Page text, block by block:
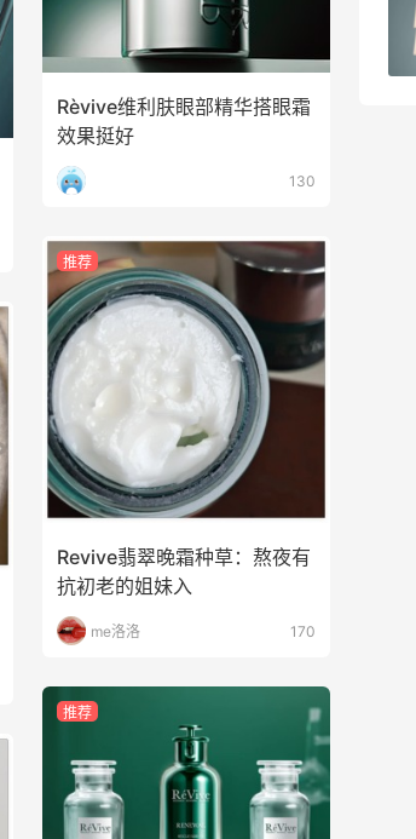
Rèvive维利肤眼部精华搭眼霜
效果挺好
130
推荐
Revive翡翠晚霜种草：熬夜有
抗初老的姐妹入
me洛洛 170
推荐
08月09日